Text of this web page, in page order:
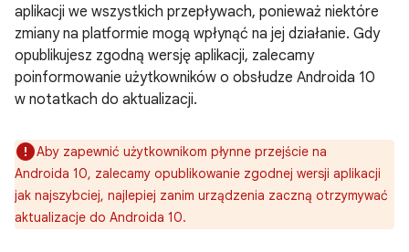
aplikacji we wszystkich przepływach, ponieważ niektóre
zmiany na platformie mogą wpłynąć na jej działanie. Gdy
opublikujesz zgodną wersję aplikacji, zalecamy
poinformowanie użytkowników o obsłudze Androida 10
w notatkach do aktualizacji.
Aby zapewnić użytkownikom płynne przejście na
Androida 10, zalecamy opublikowanie zgodnej wersji aplikacji
jak najszybciej, najlepiej zanim urządzenia zaczną otrzymywać
aktualizacje do Androida 10.